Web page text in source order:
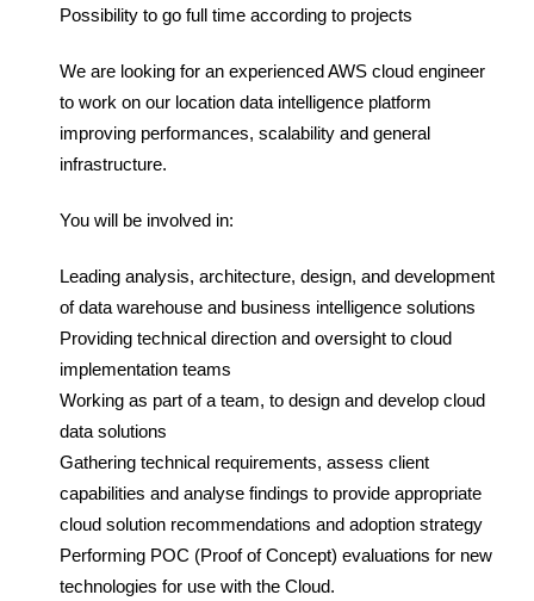
Possibility to go full time according to projects
We are looking for an experienced AWS cloud engineer
to work on our location data intelligence platform
improving performances, scalability and general
infrastructure.
You will be involved in:
Leading analysis, architecture, design, and development
of data warehouse and business intelligence solutions
Providing technical direction and oversight to cloud
implementation teams
Working as part of a team, to design and develop cloud
data solutions
Gathering technical requirements, assess client
capabilities and analyse findings to provide appropriate
cloud solution recommendations and adoption strategy
Performing POC (Proof of Concept) evaluations for new
technologies for use with the Cloud.